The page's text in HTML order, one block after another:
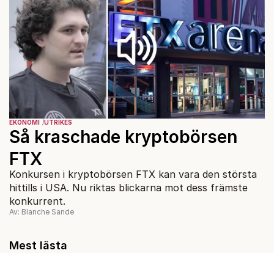
EKONOMI UTRIKES
Så kraschade kryptobörsen
FTX
Konkursen i kryptobörsen FTX kan vara den största
hittills i USA. Nu riktas blickarna mot dess främste
konkurrent.
Av: Blanche Sande
Mest lästa